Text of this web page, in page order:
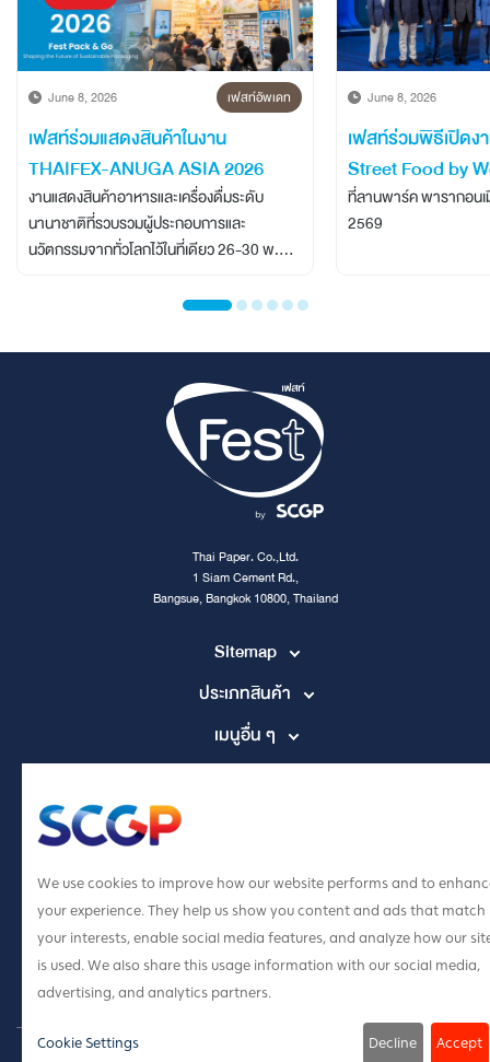
June 8, 2026 เฟสท์อัพเดท
เฟสท์ร่วมแสดงสินค้าในงาน
THAIFEX-ANUGA ASIA 2026
งานแสดงสินค้าอาหารและเครื่องดื่มระดับ
นานาชาติที่รวบรวมผู้ประกอบการและ
นวัตกรรมจากทั่วโลกไว้ในที่เดียว 26-30 พ.ค.
June 8, 2026
เฟสท์ร่วมพิธีเปิดง
Street Food by
ที่ลานพาร์ค พารากอน
2569
Thai Paper. Co.,Ltd.
1 Siam Cement Rd.,
Bangsue, Bangkok 10800, Thailand
Sitemap
ประเภทสินค้า
เมนูอื่น ๆ
tpccs@scg.com
© Copyright 2023 FEST by SCG Packaging Co. Ltd. All Right Reserved. ·
We use cookies to improve how our website performs and to
your experience. They help us show you content and ads that match
your interests, enable social media features, and analyze how our
is used. We also share this usage information with our social media,
advertising, and analytics partners.
Cookie Settings Decline Accept